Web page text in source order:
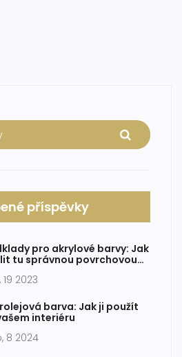
nejlépe využít vlastnosti
příspěvky
pro akrylové barvy: Jak
tu správnou povrchovou
2023
barva: Jak ji použít
interiéru
8 2024